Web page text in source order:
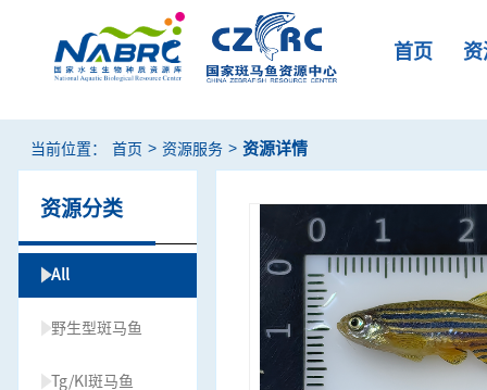
首页
当前位置： 首页 > 资源服务 > 资源详情
资源分类
All
野生型斑马鱼
Tg/KI斑马鱼